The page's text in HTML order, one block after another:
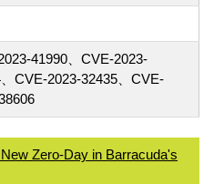
41990、CVE-2023-
CVE-2023-32435、CVE-
Zero-Day in Barracuda's